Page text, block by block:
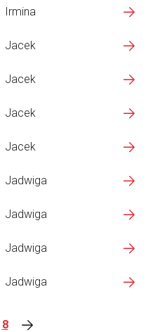
Irmina
Jacek
Jacek
Jacek
Jacek
Jadwiga
Jadwiga
Jadwiga
Jadwiga
8